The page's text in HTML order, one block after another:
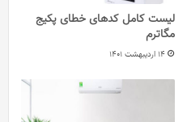
لیست کامل کدهای خطای پکیج
مگاترم
14 اردیبهشت 1401